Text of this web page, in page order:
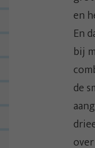
en
En
bij
de